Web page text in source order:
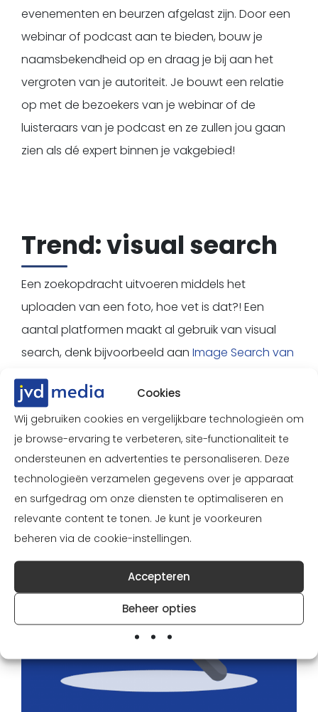
Cookies
Wij gebruiken cookies en vergelijkbare technologieën om
je browse-ervaring te verbeteren, site-functionaliteit te
ondersteunen en advertenties te personaliseren. Deze
technologieën verzamelen gegevens over je apparaat
en surfgedrag om onze diensten te optimaliseren en
relevante content te tonen. Je kunt je voorkeuren
beheren via de cookie-instellingen.
Accepteren
Beheer opties
evenementen en beurzen afgelast zijn. Door een
webinar of podcast aan te bieden, bouw je
naamsbekendheid op en draag je bij aan het
vergroten van je autoriteit. Je bouwt een relatie
op met de bezoekers van je webinar of de
luisteraars van je podcast en ze zullen jou gaan
zien als dé expert binnen je vakgebied!
Trend: visual search
Een zoekopdracht uitvoeren middels het
uploaden van een foto, hoe vet is dat?! Een
aantal platformen maakt al gebruik van visual
search, denk bijvoorbeeld aan Image Search van
Google
maand al minimaal 600 miljoen keer op Pinterest
gezocht met behulp van visual search en wij
verwachten dat dit aantal alleen nog maar
groter zal worden.